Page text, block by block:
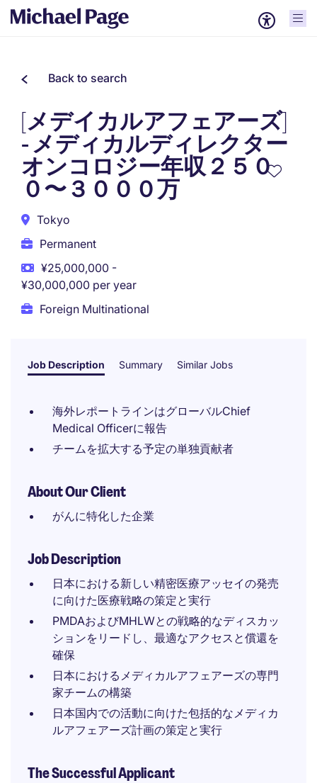
Back to search
[メデイカルアフェアーズ]
- メディカルディレクター
オンコロジー年収２５０
０〜３０００万
Tokyo
Permanent
¥25,000,000 -
¥30,000,000 per year
Foreign Multinational
Job Description Summary Similar Jobs
海外レポートラインはグローバルChief
Medical Officerに報告
チームを拡大する予定の単独貢献者
About Our Client
がんに特化した企業
Job Description
日本における新しい精密医療アッセイの発売
に向けた医療戦略の策定と実行
PMDAおよびMHLWとの戦略的なディスカッ
ションをリードし、最適なアクセスと償還を
確保
日本におけるメディカルアフェアーズの専門
家チームの構築
日本国内での活動に向けた包括的なメディカ
ルアフェアーズ計画の策定と実行
The Successful Applicant